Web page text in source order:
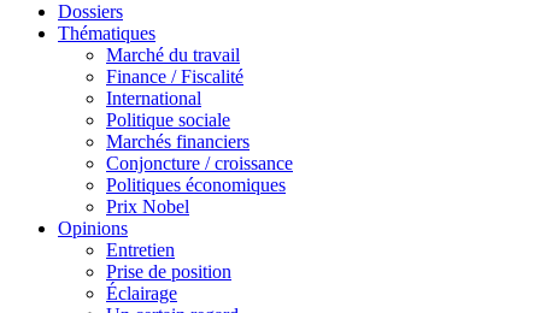
Dossiers
Thématiques
Marché du travail
Finance / Fiscalité
International
Politique sociale
Marchés financiers
Conjoncture / croissance
Politiques économiques
Prix Nobel
Opinions
Entretien
Prise de position
Éclairage